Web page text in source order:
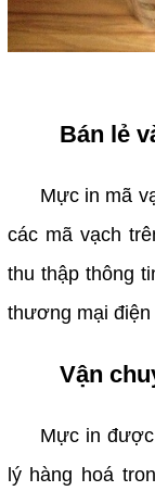
Bán lẻ
Mực in mã
các mã vạch
thu thập thông
thương mại điện
Vận
Mực in được
lý hàng hoá